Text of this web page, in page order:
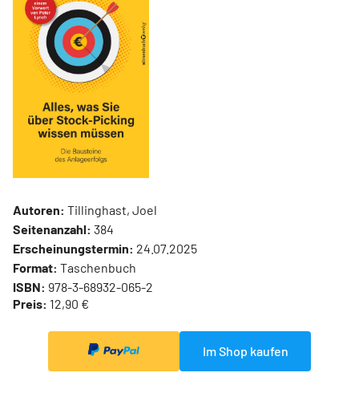
Autoren: Tillinghast, Joel
Seitenanzahl: 384
Erscheinungstermin: 24.07.2025
Format: Taschenbuch
ISBN: 978-3-68932-065-2
Preis: 12,90 €
Im Shop kaufen